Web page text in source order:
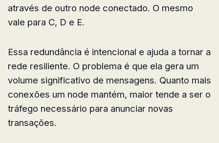
através de outro node conectado. O mesmo
vale para C, D e E.
Essa redundância é intencional e ajuda a tornar a
rede resiliente. O problema é que ela gera um
volume significativo de mensagens. Quanto mais
conexões um node mantém, maior tende a ser o
tráfego necessário para anunciar novas
transações.